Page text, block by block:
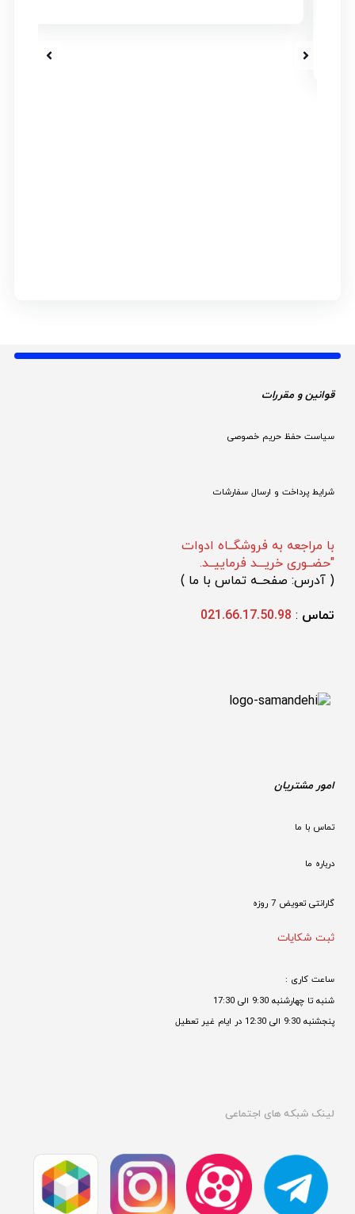
قوانین و مقررات
سیاست حفظ حریم خصوصی
شرایط پرداخت و ارسال سفارشات
با مراجعه به فروشگــاه ادوات
"حضــوری خریـــد فرماییــد.
( آدرس: صفحــه تماس با ما )
تماس :
021.66.17.50.98
امور مشتریان
تماس با ما
درباره ما
گارانتی تعویض 7 روزه
ثبت شکایات
ساعت کاری :
شنبه تا چهارشنبه 9:30 الی 17:30
پنجشنبه 9:30 الی 12:30 در ایام غیر تعطیل
لینک شبکه های اجتماعی